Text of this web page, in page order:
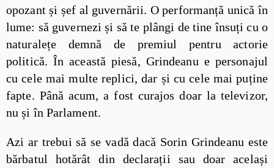
opozant și șef al guvernării. O performanță unică în
lume: să guvernezi și să te plângi de tine însuți cu o
naturalețe demnă de premiul pentru actorie
politică. În această piesă, Grindeanu e personajul
cu cele mai multe replici, dar și cu cele mai puține
fapte. Până acum, a fost curajos doar la televizor,
nu și în Parlament.
Azi ar trebui să se vadă dacă Sorin Grindeanu este
bărbatul hotărât din declarații sau doar același